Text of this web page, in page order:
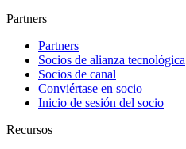
Partners
Partners
Socios de alianza tecnológica
Socios de canal
Conviértase en socio
Inicio de sesión del socio
Recursos